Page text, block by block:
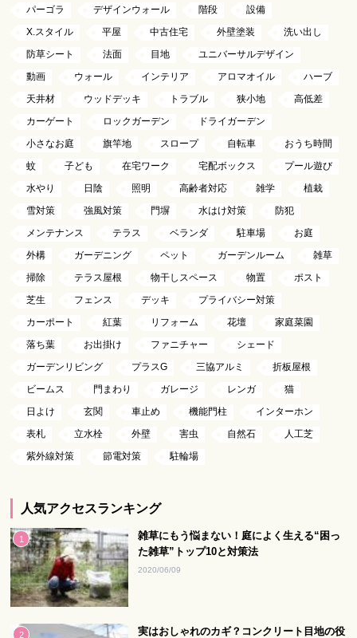
パーゴラ
デザインウォール 階段
設備
X.スタイル
平屋 中古住宅 外壁塗装
洗い出し
防草シート
法面 目地
ユニバーサルデザイン
動画
ウォール インテリア アロマオイル
ハーブ
天井材
ウッドデッキ トラブル 狭小地
高低差
カーゲート
ロックガーデン
ドライガーデン
小さなお庭
旗竿地 スロープ 自転車
おうち時間
蚊
子ども 在宅ワーク 宅配ボックス
プール遊び
水やり
日陰 照明 高齢者対応 雑学
植栽
雪対策
強風対策 門塀 水はけ対策
防犯
メンテナンス
テラス ベランダ 駐車場
お庭
外構
ガーデニング ペット ガーデンルーム
雑草
掃除
テラス屋根 物干しスペース 物置
ポスト
芝生
フェンス デッキ
プライバシー対策
カーポート
紅葉 リフォーム 花壇
家庭菜園
落ち葉
お出掛け ファニチャー
シェード
ガーデンリビング
プラスG 三協アルミ
折板屋根
ビームス
門まわり ガレージ レンガ
猫
日よけ
玄関 車止め 機能門柱
インターホン
表札
立水栓 外壁 害虫 自然石
人工芝
紫外線対策
節電対策 駐輪場
人気アクセスランキング
雑草にもう悩まない！庭によく生える“困っ
た雑草”トップ10と対策法
2020/06/09
実はおしゃれのカギ？コンクリート目地の役